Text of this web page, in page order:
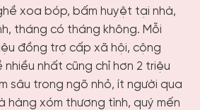
xoa bóp, bấm huyệt tại nhà,
tháng có tháng không. Mỗi
đồng trợ cấp xã hội, cộng
nhiều nhất cũng chỉ hơn 2 triệu
sâu trong ngõ nhỏ, ít người qua
hàng xóm thương tình, quý mến